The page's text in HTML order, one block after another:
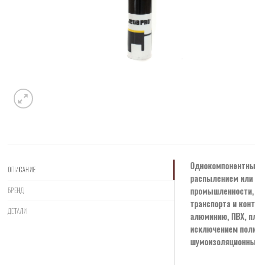
ОПИСАНИЕ
БРЕНД
ДЕТАЛИ
распылением
транспорта и
алюминию, ПВХ,
исключением